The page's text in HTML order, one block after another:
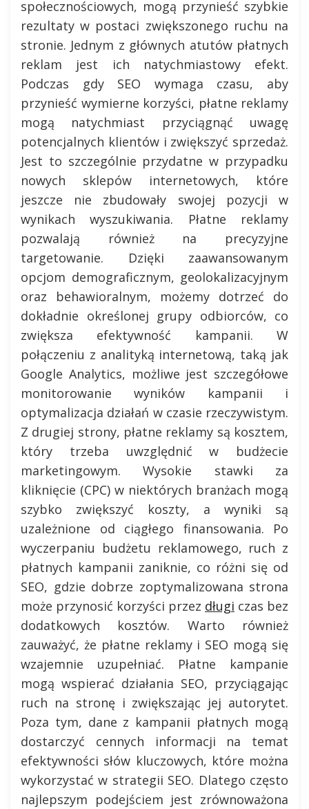
społecznościowych, mogą przynieść szybkie
rezultaty w postaci zwiększonego ruchu na
stronie. Jednym z głównych atutów płatnych
reklam jest ich natychmiastowy efekt.
Podczas gdy SEO wymaga czasu, aby
przynieść wymierne korzyści, płatne reklamy
mogą natychmiast przyciągnąć uwagę
potencjalnych klientów i zwiększyć sprzedaż.
Jest to szczególnie przydatne w przypadku
nowych sklepów internetowych, które
jeszcze nie zbudowały swojej pozycji w
wynikach wyszukiwania. Płatne reklamy
pozwalają również na precyzyjne
targetowanie. Dzięki zaawansowanym
opcjom demograficznym, geolokalizacyjnym
oraz behawioralnym, możemy dotrzeć do
dokładnie określonej grupy odbiorców, co
zwiększa efektywność kampanii. W
połączeniu z analityką internetową, taką jak
Google Analytics, możliwe jest szczegółowe
monitorowanie wyników kampanii i
optymalizacja działań w czasie rzeczywistym.
Z drugiej strony, płatne reklamy są kosztem,
który trzeba uwzględnić w budżecie
marketingowym. Wysokie stawki za
kliknięcie (CPC) w niektórych branżach mogą
szybko zwiększyć koszty, a wyniki są
uzależnione od ciągłego finansowania. Po
wyczerpaniu budżetu reklamowego, ruch z
płatnych kampanii zaniknie, co różni się od
SEO, gdzie dobrze zoptymalizowana strona
może przynosić korzyści przez długi czas bez
dodatkowych kosztów. Warto również
zauważyć, że płatne reklamy i SEO mogą się
wzajemnie uzupełniać. Płatne kampanie
mogą wspierać działania SEO, przyciągając
ruch na stronę i zwiększając jej autorytet.
Poza tym, dane z kampanii płatnych mogą
dostarczyć cennych informacji na temat
efektywności słów kluczowych, które można
wykorzystać w strategii SEO. Dlatego często
najlepszym podejściem jest zrównoważona